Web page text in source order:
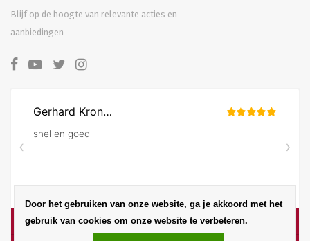
Blijf op de hoogte van relevante acties en
aanbiedingen
Door het gebruiken van onze website, ga je akkoord met het
gebruik van cookies om onze website te verbeteren.